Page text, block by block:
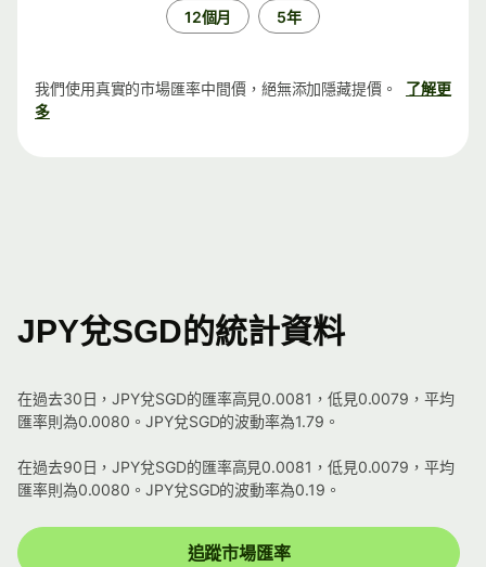
12個月 5年
我們使用真實的市場匯率中間價，絕無添加隱藏提價。
了解更
多
JPY兌SGD的統計資料
在過去30日，JPY兌SGD的匯率高見0.0081，低見0.0079，平均
匯率則為0.0080。JPY兌SGD的波動率為1.79。
在過去90日，JPY兌SGD的匯率高見0.0081，低見0.0079，平均
匯率則為0.0080。JPY兌SGD的波動率為0.19。
追蹤市場匯率